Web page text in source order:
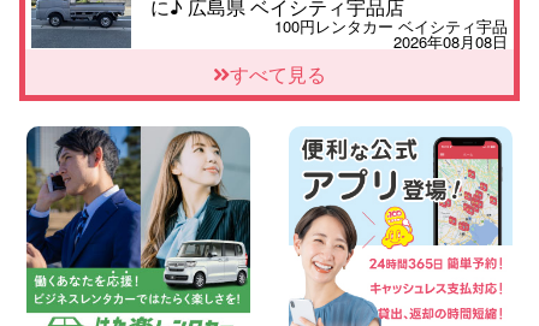
に♪ 広島県 ベイシティ宇品店
100円レンタカー ベイシティ宇品
2026年08月08日
★WRX 作業紹介★ 三重県 四日市インタ
ー店
2026年08月08日
横浜弥生台店限定!!夏季特別キャンペーン
のお知らせ!! 神奈川県 横浜弥生台店
100円レンタカー 横浜弥生台
2026年08月08日
2026三河安城店お盆休みご連絡 愛知県
三河安城店
100円レンタカー 三河安城
2026年08月08日
すべて見る